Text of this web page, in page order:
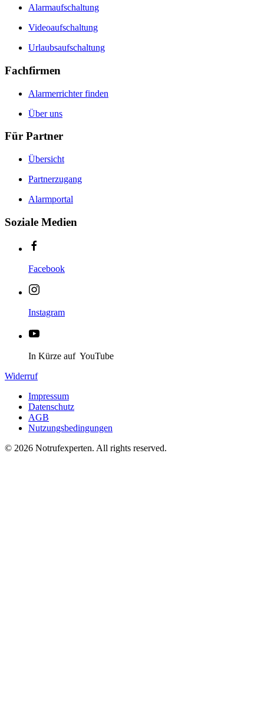
Alarmaufschaltung
Videoaufschaltung
Urlaubsaufschaltung
Fachfirmen
Alarmerrichter finden
Über uns
Für Partner
Übersicht
Partnerzugang
Alarmportal
Soziale Medien
Facebook
Instagram
In Kürze auf YouTube
Widerruf
Impressum
Datenschutz
AGB
Nutzungsbedingungen
© 2026 Notrufexperten. All rights reserved.